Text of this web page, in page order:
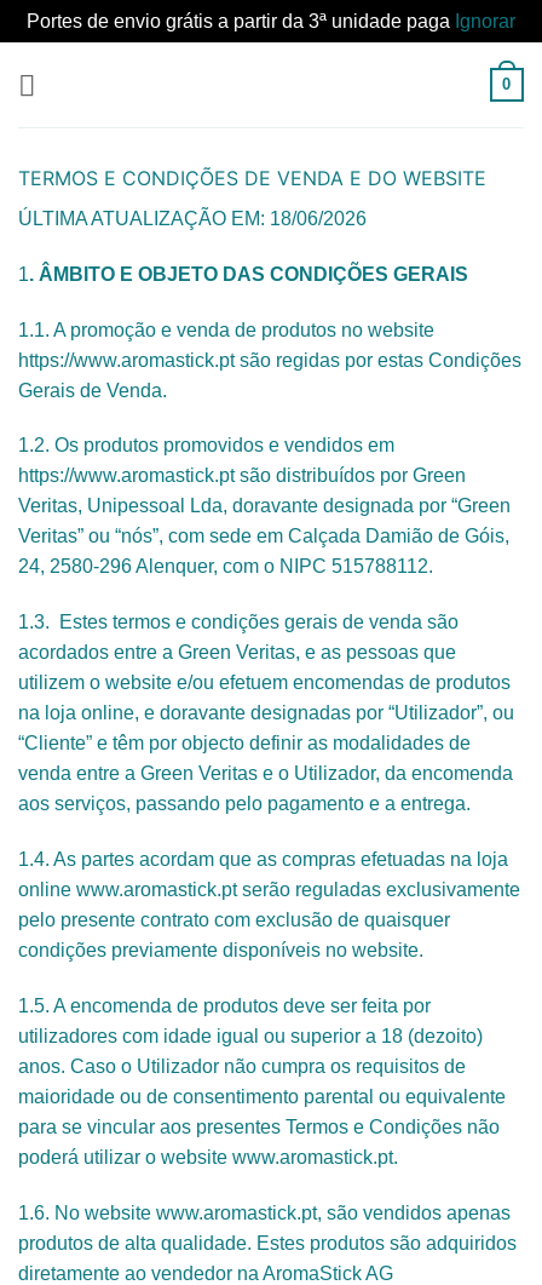
Portes de envio grátis a partir da 3ª unidade paga Ignorar
0
TERMOS E CONDIÇÕES DE VENDA E DO WEBSITE
ÚLTIMA ATUALIZAÇÃO EM: 18/06/2026
1. ÂMBITO E OBJETO DAS CONDIÇÕES GERAIS
1.1. A promoção e venda de produtos no website
https://www.aromastick.pt são regidas por estas Condições
Gerais de Venda.
1.2. Os produtos promovidos e vendidos em
https://www.aromastick.pt são distribuídos por Green
Veritas, Unipessoal Lda, doravante designada por “Green
Veritas” ou “nós”, com sede em Calçada Damião de Góis,
24, 2580-296 Alenquer, com o NIPC 515788112.
1.3. Estes termos e condições gerais de venda são
acordados entre a Green Veritas, e as pessoas que
utilizem o website e/ou efetuem encomendas de produtos
na loja online, e doravante designadas por “Utilizador”, ou
“Cliente” e têm por objecto definir as modalidades de
venda entre a Green Veritas e o Utilizador, da encomenda
aos serviços, passando pelo pagamento e a entrega.
1.4. As partes acordam que as compras efetuadas na loja
online www.aromastick.pt serão reguladas exclusivamente
pelo presente contrato com exclusão de quaisquer
condições previamente disponíveis no website.
1.5. A encomenda de produtos deve ser feita por
utilizadores com idade igual ou superior a 18 (dezoito)
anos. Caso o Utilizador não cumpra os requisitos de
maioridade ou de consentimento parental ou equivalente
para se vincular aos presentes Termos e Condições não
poderá utilizar o website www.aromastick.pt.
1.6. No website www.aromastick.pt, são vendidos apenas
produtos de alta qualidade. Estes produtos são adquiridos
diretamente ao vendedor na AromaStick AG